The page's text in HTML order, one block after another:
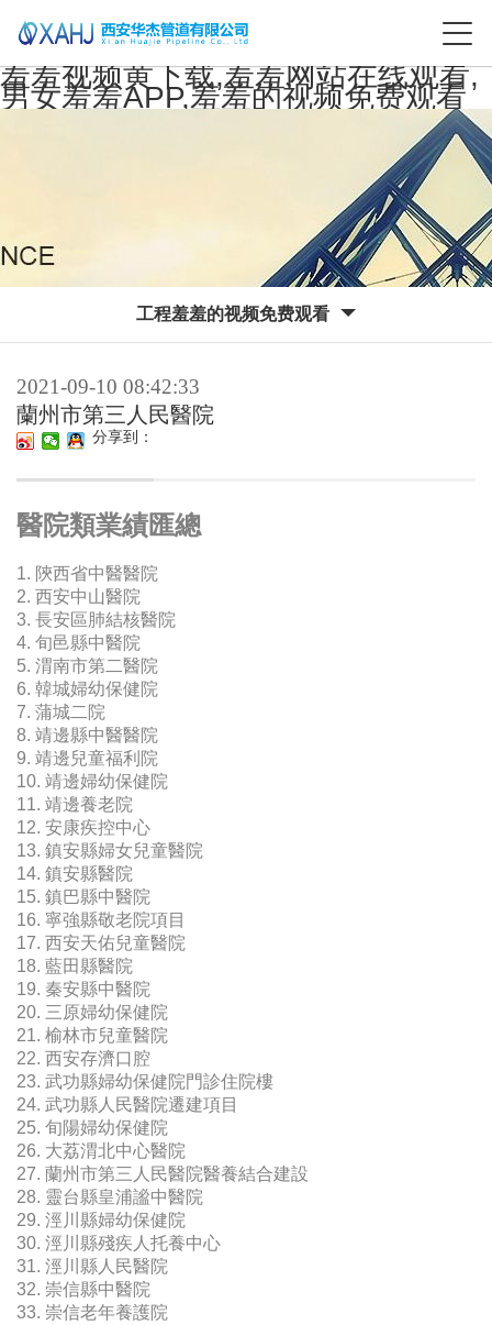
羞羞视频黄下载,羞羞网站在线观看,
男女羞羞APP,羞羞的视频免费观看
工程羞羞的视频免费观看
2021-09-10 08:42:33
蘭州市第三人民醫院
分享到：
醫院類業績匯總
1. 陝西省中醫醫院
2. 西安中山醫院
3. 長安區肺結核醫院
4. 旬邑縣中醫院
5. 渭南市第二醫院
6. 韓城婦幼保健院
7. 蒲城二院
8. 靖邊縣中醫醫院
9. 靖邊兒童福利院
10. 靖邊婦幼保健院
11. 靖邊養老院
12. 安康疾控中心
13. 鎮安縣婦女兒童醫院
14. 鎮安縣醫院
15. 鎮巴縣中醫院
16. 寧強縣敬老院項目
17. 西安天佑兒童醫院
18. 藍田縣醫院
19. 秦安縣中醫院
20. 三原婦幼保健院
21. 榆林市兒童醫院
22. 西安存濟口腔
23. 武功縣婦幼保健院門診住院樓
24. 武功縣人民醫院遷建項目
25. 旬陽婦幼保健院
26. 大荔渭北中心醫院
27. 蘭州市第三人民醫院醫養結合建設
28. 靈台縣皇浦謐中醫院
29. 涇川縣婦幼保健院
30. 涇川縣殘疾人托養中心
31. 涇川縣人民醫院
32. 崇信縣中醫院
33. 崇信老年養護院